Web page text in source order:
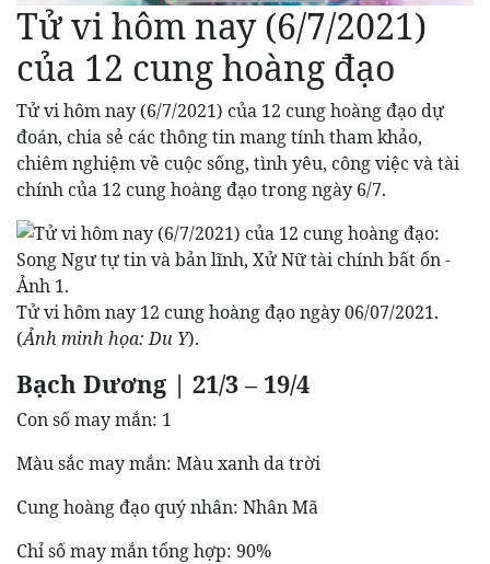
Tử vi hôm nay (6/7/2021)
của 12 cung hoàng đạo
Tử vi hôm nay (6/7/2021) của 12 cung hoàng đạo dự
đoán, chia sẻ các thông tin mang tính tham khảo,
chiêm nghiệm về cuộc sống, tình yêu, công việc và tài
chính của 12 cung hoàng đạo trong ngày 6/7.
Tử vi hôm nay 12 cung hoàng đạo ngày 06/07/2021.
(Ảnh minh họa: Du Y).
Bạch Dương | 21/3 – 19/4
Con số may mắn: 1
Màu sắc may mắn: Màu xanh da trời
Cung hoàng đạo quý nhân: Nhân Mã
Chỉ số may mắn tổng hợp: 90%